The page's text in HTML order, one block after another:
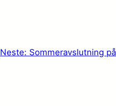
Neste: Sommeravslutning